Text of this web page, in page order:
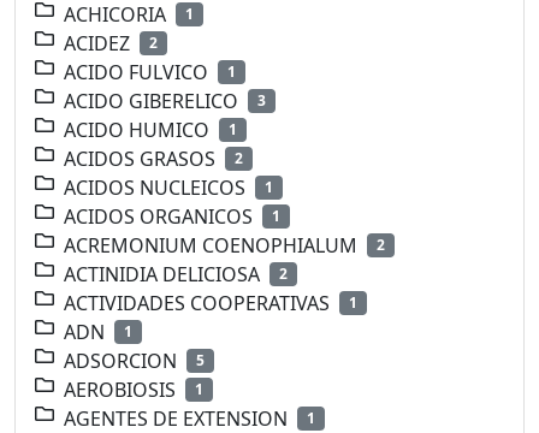
ACHICORIA 1
ACIDEZ 2
ACIDO FULVICO 1
ACIDO GIBERELICO 3
ACIDO HUMICO 1
ACIDOS GRASOS 2
ACIDOS NUCLEICOS 1
ACIDOS ORGANICOS 1
ACREMONIUM COENOPHIALUM 2
ACTINIDIA DELICIOSA 2
ACTIVIDADES COOPERATIVAS 1
ADN 1
ADSORCION 5
AEROBIOSIS 1
AGENTES DE EXTENSION 1